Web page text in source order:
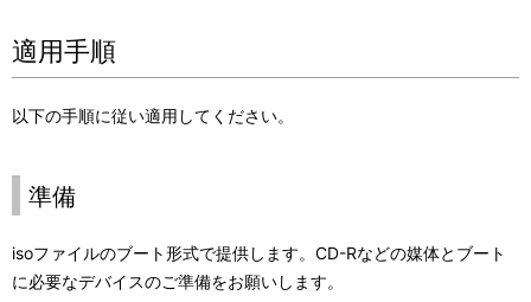
適用手順
以下の手順に従い適用してください。
準備
isoファイルのブート形式で提供します。CD-Rなどの媒体とブート
に必要なデバイスのご準備をお願いします。